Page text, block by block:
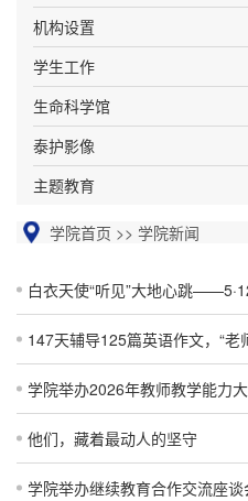
机构设置
学生工作
生命科学馆
泰护影像
主题教育
学院首页 >> 学院新闻
147天辅导125篇英语作文，“老
学院举办2026年教师教学能力
他们，藏着最动人的坚守
学院举办继续教育合作交流座谈